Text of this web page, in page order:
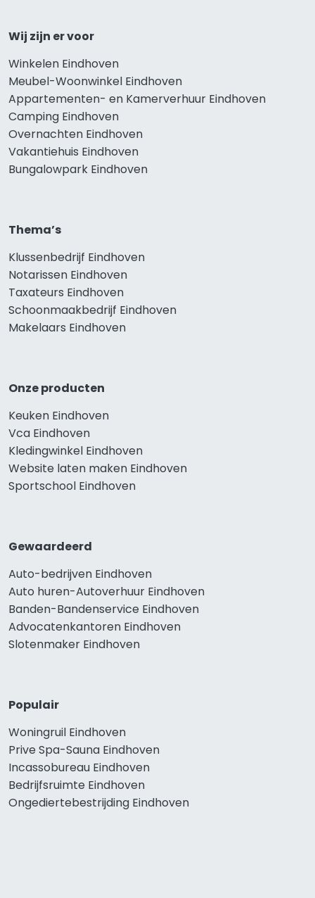
Wij zijn er voor
Winkelen Eindhoven
Meubel-Woonwinkel Eindhoven
Appartementen- en Kamerverhuur Eindhoven
Camping Eindhoven
Overnachten Eindhoven
Vakantiehuis Eindhoven
Bungalowpark Eindhoven
Thema’s
Klussenbedrijf Eindhoven
Notarissen Eindhoven
Taxateurs Eindhoven
Schoonmaakbedrijf Eindhoven
Makelaars Eindhoven
Onze producten
Keuken Eindhoven
Vca Eindhoven
Kledingwinkel Eindhoven
Website laten maken Eindhoven
Sportschool Eindhoven
Gewaardeerd
Auto-bedrijven Eindhoven
Auto huren-Autoverhuur Eindhoven
Banden-Bandenservice Eindhoven
Advocatenkantoren Eindhoven
Slotenmaker Eindhoven
Populair
Woningruil Eindhoven
Prive Spa-Sauna Eindhoven
Incassobureau Eindhoven
Bedrijfsruimte Eindhoven
Ongediertebestrijding Eindhoven